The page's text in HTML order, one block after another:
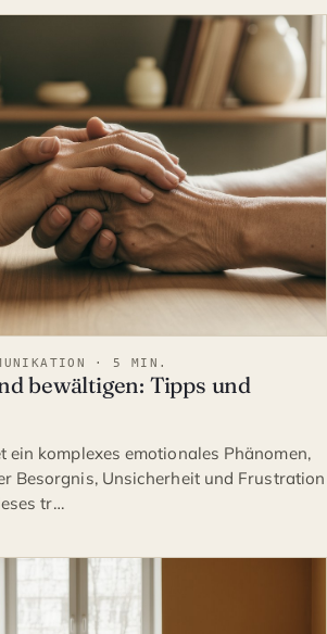
· 5 MIN.
bewältigen: Tipps und
ein komplexes emotionales Phänomen,
Besorgnis, Unsicherheit und Frustration
tr…